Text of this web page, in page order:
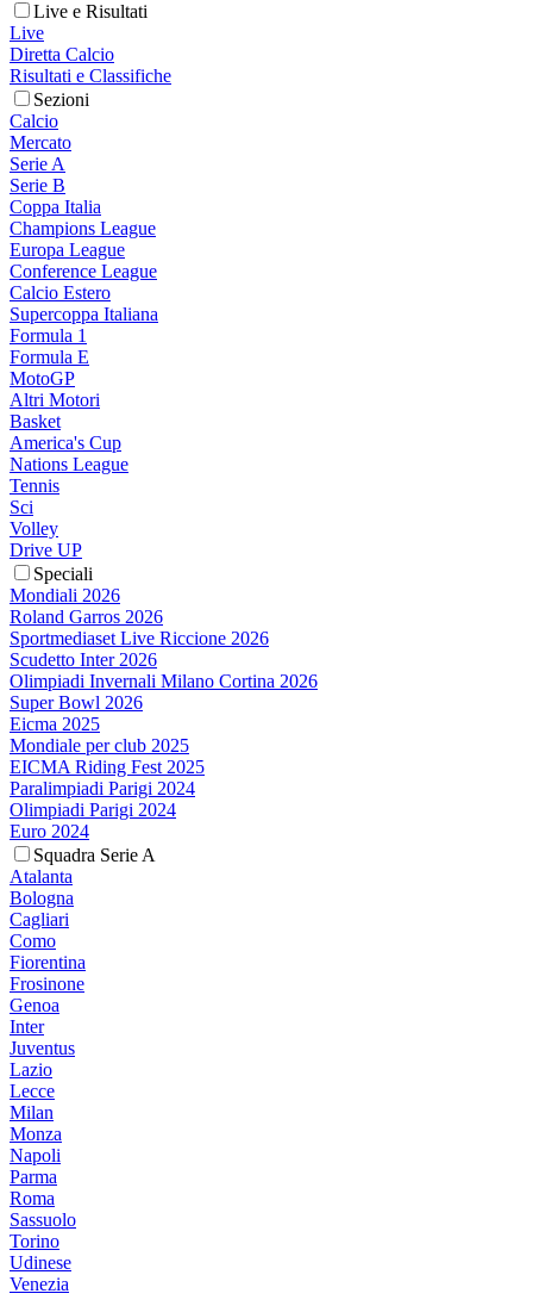
Live e Risultati
Live
Diretta Calcio
Risultati e Classifiche
Sezioni
Calcio
Mercato
Serie A
Serie B
Coppa Italia
Champions League
Europa League
Conference League
Calcio Estero
Supercoppa Italiana
Formula 1
Formula E
MotoGP
Altri Motori
Basket
America's Cup
Nations League
Tennis
Sci
Volley
Drive UP
Speciali
Mondiali 2026
Roland Garros 2026
Sportmediaset Live Riccione 2026
Scudetto Inter 2026
Olimpiadi Invernali Milano Cortina 2026
Super Bowl 2026
Eicma 2025
Mondiale per club 2025
EICMA Riding Fest 2025
Paralimpiadi Parigi 2024
Olimpiadi Parigi 2024
Euro 2024
Squadra Serie A
Atalanta
Bologna
Cagliari
Como
Fiorentina
Frosinone
Genoa
Inter
Juventus
Lazio
Lecce
Milan
Monza
Napoli
Parma
Roma
Sassuolo
Torino
Udinese
Venezia